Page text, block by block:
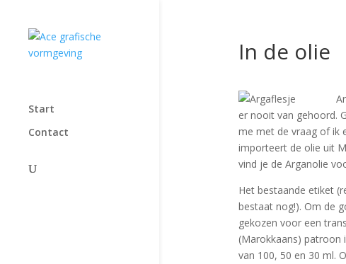
Start
Contact
In de olie
er nooit van gehoord.
me met de vraag of ik
importeert de olie uit
vind je de Arganolie
Het bestaande etiket
bestaat nog!). Om de
gekozen voor een
(Marokkaans) patroon
van 100, 50 en 30 ml.